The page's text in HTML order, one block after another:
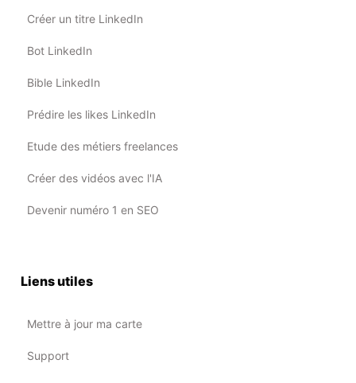
Créer un titre LinkedIn
Bot LinkedIn
Bible LinkedIn
Prédire les likes LinkedIn
Etude des métiers freelances
Créer des vidéos avec l'IA
Devenir numéro 1 en SEO
Liens utiles
Mettre à jour ma carte
Support